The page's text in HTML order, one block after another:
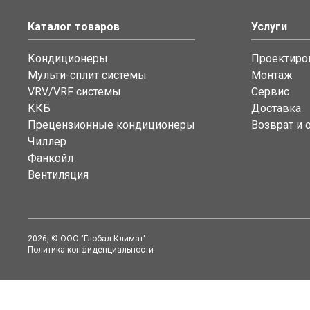
Каталог товаров
Кондиционеры
Мульти-сплит системы
VRV/VRF системы
ККБ
Прецензионные кондиционеры
Чиллер
Фанкойл
Вентиляция
Услуги
Монтаж
Сервис
Доставка
Возврат и
2026, © ООО "Глобал Климат"
Политика конфиденциальности